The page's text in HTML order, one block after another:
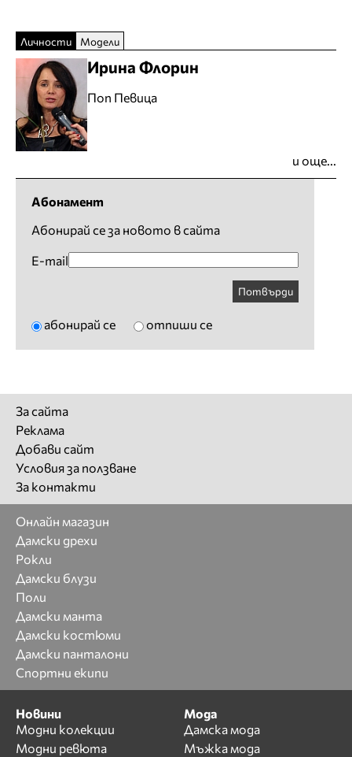
Личности Модели
Ирина Флорин
Поп Певица
и още...
Абонамент
Абонирай се за новото в сайта
E-mail
Потвърди
абонирай се отпиши се
За сайта
Реклама
Добави сайт
Условия за ползване
За контакти
Онлайн магазин
Дамски дрехи
Рокли
Дамски блузи
Поли
Дамски манта
Дамски костюми
Дамски панталони
Спортни екипи
Новини
Модни колекции
Модни ревюта
Мода
Дамска мода
Мъжка мода